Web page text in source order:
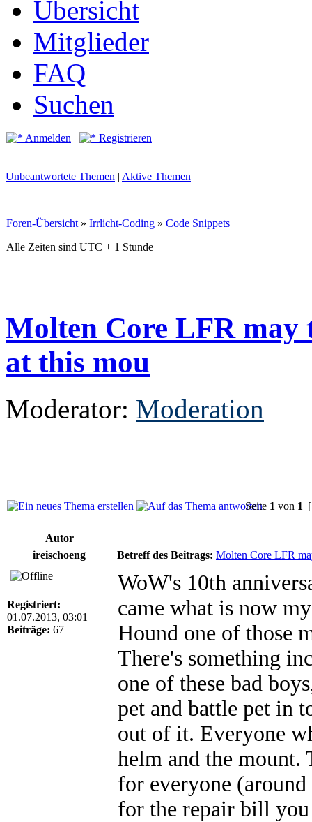
Übersicht
Mitglieder
FAQ
Suchen
Anmelden Registrieren
Unbeantwortete Themen | Aktive Themen
Foren-Übersicht » Irrlicht-Coding » Code Snippets
Alle Zeiten sind UTC + 1 Stunde
Molten Core LFR may
at this mou
Moderator: Moderation
Seite 1 von 1
Autor
ireischoeng
Betreff des Beitrags: Molten Core LFR
Registriert:
01.07.2013, 03:01
Beiträge: 67
WoW's 10th
came what is now
Hound one of those
There's something
one of these bad
pet and battle pet in
out of it. Everyone
helm and the mount.
for everyone
for the repair bill